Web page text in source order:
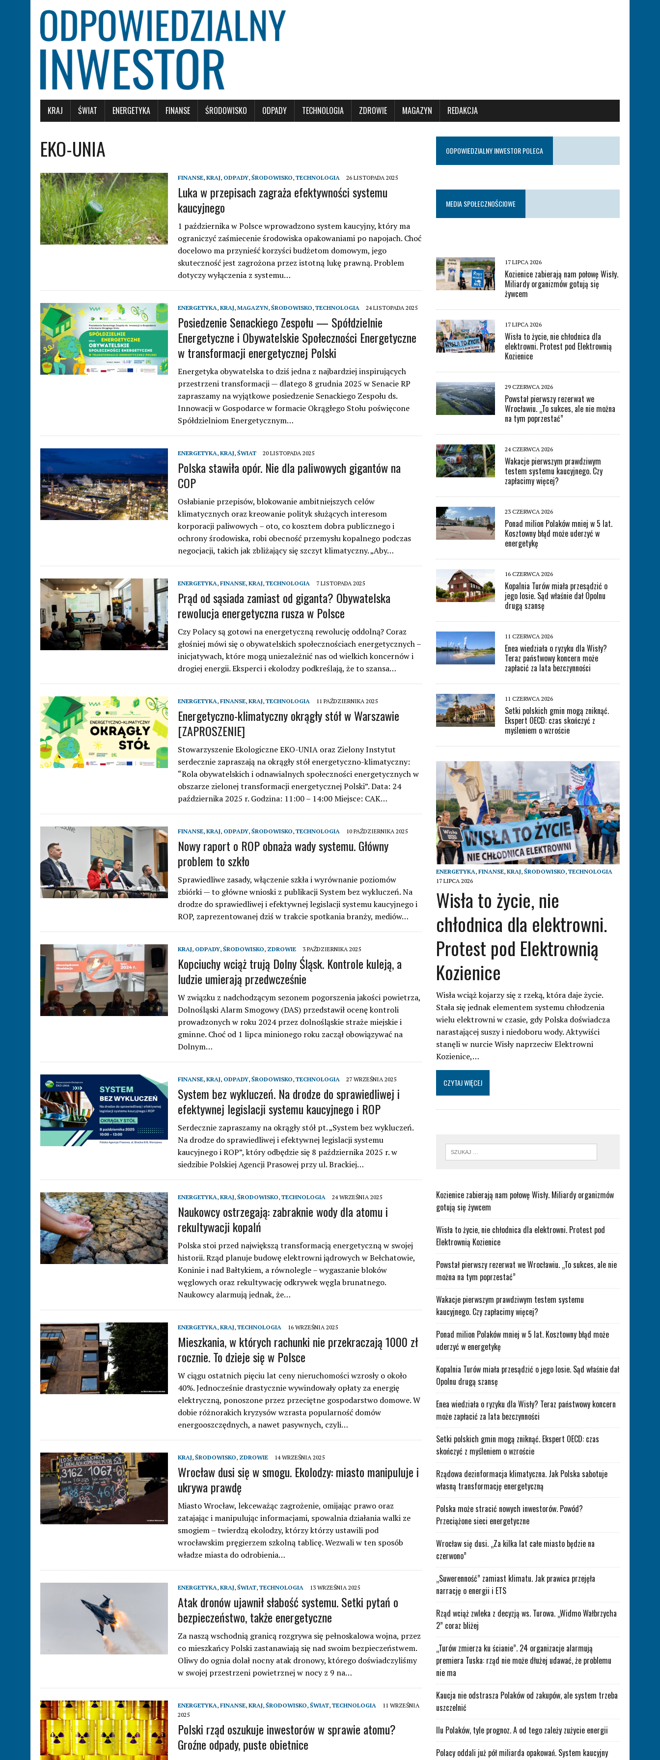
KRAJ ŚWIAT ENERGETYKA FINANSE ŚRODOWISKO ODPADY TECHNOLOGIA ZDROWIE MAGAZYN REDAKCJA
EKO-UNIA
FINANSE, KRAJ, ODPADY, ŚRODOWISKO, TECHNOLOGIA 26 LISTOPADA 2025
Luka w przepisach zagraża efektywności systemu
kaucyjnego
1 października w Polsce wprowadzono system kaucyjny, który ma
ograniczyć zaśmiecenie środowiska opakowaniami po napojach. Choć
docelowo ma przynieść korzyści budżetom domowym, jego
skuteczność jest zagrożona przez istotną lukę prawną. Problem
dotyczy wyłączenia z systemu…
ENERGETYKA, KRAJ, MAGAZYN, ŚRODOWISKO, TECHNOLOGIA 24 LISTOPADA 2025
Posiedzenie Senackiego Zespołu — Spółdzielnie
Energetyczne i Obywatelskie Społeczności Energetyczne
w transformacji energetycznej Polski
Energetyka obywatelska to dziś jedna z najbardziej inspirujących
przestrzeni transformacji — dlatego 8 grudnia 2025 w Senacie RP
zapraszamy na wyjątkowe posiedzenie Senackiego Zespołu ds.
Innowacji w Gospodarce w formacie Okrągłego Stołu poświęcone
Spółdzielniom Energetycznym…
ENERGETYKA, KRAJ, ŚWIAT 20 LISTOPADA 2025
Polska stawiła opór. Nie dla paliwowych gigantów na
COP
Osłabianie przepisów, blokowanie ambitniejszych celów
klimatycznych oraz kreowanie polityk służących interesom
korporacji paliwowych – oto, co kosztem dobra publicznego i
ochrony środowiska, robi obecność przemysłu kopalnego podczas
negocjacji, takich jak zbliżający się szczyt klimatyczny. „Aby…
ENERGETYKA, FINANSE, KRAJ, TECHNOLOGIA 7 LISTOPADA 2025
Prąd od sąsiada zamiast od giganta? Obywatelska
rewolucja energetyczna rusza w Polsce
Czy Polacy są gotowi na energetyczną rewolucję oddolną? Coraz
głośniej mówi się o obywatelskich społecznościach energetycznych –
inicjatywach, które mogą uniezależnić nas od wielkich koncernów i
drogiej energii. Eksperci i ekolodzy podkreślają, że to szansa…
ENERGETYKA, FINANSE, KRAJ, TECHNOLOGIA 11 PAŹDZIERNIKA 2025
Energetyczno-klimatyczny okrągły stół w Warszawie
[ZAPROSZENIE]
Stowarzyszenie Ekologiczne EKO-UNIA oraz Zielony Instytut
serdecznie zapraszają na okrągły stół energetyczno-klimatyczny:
“Rola obywatelskich i odnawialnych społeczności energetycznych w
obszarze zielonej transformacji energetycznej Polski”. Data: 24
października 2025 r. Godzina: 11:00 – 14:00 Miejsce: CAK…
FINANSE, KRAJ, ODPADY, ŚRODOWISKO, TECHNOLOGIA 10 PAŹDZIERNIKA 2025
Nowy raport o ROP obnaża wady systemu. Główny
problem to szkło
Sprawiedliwe zasady, włączenie szkła i wyrównanie poziomów
zbiórki — to główne wnioski z publikacji System bez wykluczeń. Na
drodze do sprawiedliwej i efektywnej legislacji systemu kaucyjnego i
ROP, zaprezentowanej dziś w trakcie spotkania branży, mediów…
KRAJ, ODPADY, ŚRODOWISKO, ZDROWIE 3 PAŹDZIERNIKA 2025
Kopciuchy wciąż trują Dolny Śląsk. Kontrole kuleją, a
ludzie umierają przedwcześnie
W związku z nadchodzącym sezonem pogorszenia jakości powietrza,
Dolnośląski Alarm Smogowy (DAS) przedstawił ocenę kontroli
prowadzonych w roku 2024 przez dolnośląskie straże miejskie i
gminne. Choć od 1 lipca minionego roku zaczął obowiązywać na
Dolnym…
FINANSE, KRAJ, ODPADY, ŚRODOWISKO, TECHNOLOGIA 27 WRZEŚNIA 2025
System bez wykluczeń. Na drodze do sprawiedliwej i
efektywnej legislacji systemu kaucyjnego i ROP
Serdecznie zapraszamy na okrągły stół pt. „System bez wykluczeń.
Na drodze do sprawiedliwej i efektywnej legislacji systemu
kaucyjnego i ROP”, który odbędzie się 8 października 2025 r. w
siedzibie Polskiej Agencji Prasowej przy ul. Brackiej…
ENERGETYKA, KRAJ, ŚRODOWISKO, TECHNOLOGIA 24 WRZEŚNIA 2025
Naukowcy ostrzegają: zabraknie wody dla atomu i
rekultywacji kopalń
Polska stoi przed największą transformacją energetyczną w swojej
historii. Rząd planuje budowę elektrowni jądrowych w Bełchatowie,
Koninie i nad Bałtykiem, a równolegle – wygaszanie bloków
węglowych oraz rekultywację odkrywek węgla brunatnego.
Naukowcy alarmują jednak, że…
ENERGETYKA, KRAJ, TECHNOLOGIA 16 WRZEŚNIA 2025
Mieszkania, w których rachunki nie przekraczają 1000 zł
rocznie. To dzieje się w Polsce
W ciągu ostatnich pięciu lat ceny nieruchomości wzrosły o około
40%. Jednocześnie drastycznie wywindowały opłaty za energię
elektryczną, ponoszone przez przeciętne gospodarstwo domowe. W
dobie różnorakich kryzysów wzrasta popularność domów
energooszczędnych, a nawet pasywnych, czyli…
KRAJ, ŚRODOWISKO, ZDROWIE 14 WRZEŚNIA 2025
Wrocław dusi się w smogu. Ekolodzy: miasto manipuluje i
ukrywa prawdę
Miasto Wrocław, lekceważąc zagrożenie, omijając prawo oraz
zatajając i manipulując informacjami, spowalnia działania walki ze
smogiem – twierdzą ekolodzy, którzy którzy ustawili pod
wrocławskim pręgierzem szkolną tablicę. Wezwali w ten sposób
władze miasta do odrobienia…
ENERGETYKA, KRAJ, ŚWIAT, TECHNOLOGIA 13 WRZEŚNIA 2025
Atak dronów ujawnił słabość systemu. Setki pytań o
bezpieczeństwo, także energetyczne
Za naszą wschodnią granicą rozgrywa się pełnoskalowa wojna, przez
co mieszkańcy Polski zastanawiają się nad swoim bezpieczeństwem.
Oliwy do ognia dolał nocny atak dronowy, którego doświadczyliśmy
w swojej przestrzeni powietrznej w nocy z 9 na…
ENERGETYKA, FINANSE, KRAJ, ŚRODOWISKO, ŚWIAT, TECHNOLOGIA
11 WRZEŚNIA
2025
Polski rząd oszukuje inwestorów w sprawie atomu?
Groźne odpady, puste obietnice
ODPOWIEDZIALNY INWESTOR POLECA
MEDIA SPOŁECZNOŚCIOWE
17 LIPCA 2026
Kozienice zabierają nam połowę Wisły.
Miliardy organizmów gotują się
żywcem
17 LIPCA 2026
Wisła to życie, nie chłodnica dla
elektrowni. Protest pod Elektrownią
Kozienice
29 CZERWCA 2026
Powstał pierwszy rezerwat we
Wrocławiu. „To sukces, ale nie można
na tym poprzestać”
24 CZERWCA 2026
Wakacje pierwszym prawdziwym
testem systemu kaucyjnego. Czy
zapłacimy więcej?
23 CZERWCA 2026
Ponad milion Polaków mniej w 5 lat.
Kosztowny błąd może uderzyć w
energetykę
16 CZERWCA 2026
Kopalnia Turów miała przesądzić o
jego losie. Sąd właśnie dał Opolnu
drugą szansę
11 CZERWCA 2026
Enea wiedziała o ryzyku dla Wisły?
Teraz państwowy koncern może
zapłacić za lata bezczynności
11 CZERWCA 2026
Setki polskich gmin mogą zniknąć.
Ekspert OECD: czas skończyć z
myśleniem o wzroście
ENERGETYKA,FINANSE,KRAJ,ŚRODOWISKO,TECHNOLOGIA
17 LIPCA 2026
Wisła to życie, nie
chłodnica dla elektrowni.
Protest pod Elektrownią
Kozienice
Wisła wciąż kojarzy się z rzeką, która daje życie.
Stała się jednak elementem systemu chłodzenia
wielu elektrowni w czasie, gdy Polska doświadcza
narastającej suszy i niedoboru wody. Aktywiści
stanęli w nurcie Wisły naprzeciw Elektrowni
Kozienice,…
CZYTAJ WIĘCEJ
Kozienice zabierają nam połowę Wisły. Miliardy organizmów
gotują się żywcem
Wisła to życie, nie chłodnica dla elektrowni. Protest pod
Elektrownią Kozienice
Powstał pierwszy rezerwat we Wrocławiu. „To sukces, ale nie
można na tym poprzestać”
Wakacje pierwszym prawdziwym testem systemu
kaucyjnego. Czy zapłacimy więcej?
Ponad milion Polaków mniej w 5 lat. Kosztowny błąd może
uderzyć w energetykę
Kopalnia Turów miała przesądzić o jego losie. Sąd właśnie dał
Opolnu drugą szansę
Enea wiedziała o ryzyku dla Wisły? Teraz państwowy koncern
może zapłacić za lata bezczynności
Setki polskich gmin mogą zniknąć. Ekspert OECD: czas
skończyć z myśleniem o wzroście
Rządowa dezinformacja klimatyczna. Jak Polska sabotuje
własną transformację energetyczną
Polska może stracić nowych inwestorów. Powód?
Przeciążone sieci energetyczne
Wrocław się dusi. „Za kilka lat całe miasto będzie na
czerwono”
„Suwerenność” zamiast klimatu. Jak prawica przejęła
narrację o energii i ETS
Rząd wciąż zwleka z decyzją ws. Turowa. „Widmo Wałbrzycha
2” coraz bliżej
„Turów zmierza ku ścianie”. 24 organizacje alarmują
premiera Tuska: rząd nie może dłużej udawać, że problemu
nie ma
Kaucja nie odstrasza Polaków od zakupów, ale system trzeba
uszczelnić
Ilu Polaków, tyle prognoz. A od tego zależy zużycie energii
Polacy oddali już pół miliarda opakowań. System kaucyjny